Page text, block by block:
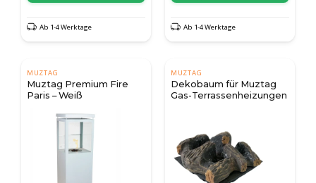
Ab 1-4 Werktage Ab 1-4 Werktage
MUZTAG
Muztag Premium Fire
Paris – Weiß
MUZTAG
Dekobaum für Muztag
Gas-Terrassenheizungen